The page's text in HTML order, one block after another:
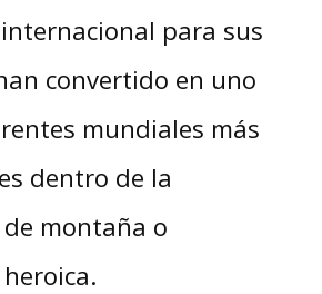
para sus
convertido en uno
mundiales más
dentro de la
montaña o